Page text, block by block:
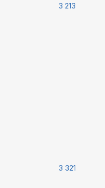
3 213
3 321